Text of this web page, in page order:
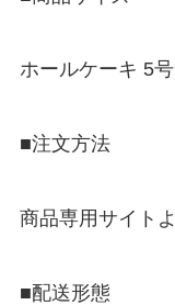
ホールケーキ 5
■注文方法
商品専用サイト
■配送形態